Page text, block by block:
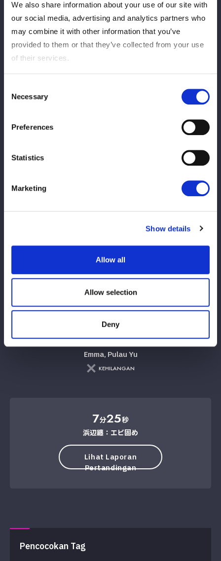
We also share information about your use of our site with
our social media, advertising and analytics partners who
may combine it with other information that you’ve
provided to them or that they’ve collected from your use
of their services.
Selection
Necessary
Preferences
Statistics
Marketing
Show details
Allow all
Allow selection
Deny
Kaneya ada di sana
Vs.
Emma, ​​Pulau Yu
KEHILANGAN
7分25秒
浜辺纏：エビ固め
Lihat Laporan
Pertandingan
Pencocokan Tag